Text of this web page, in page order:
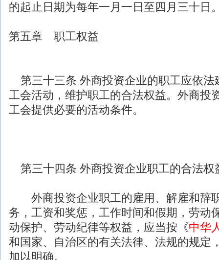
的起止日期为每年一月一日至四月三十日
第五章 职工权益
第三十三条 外商投资企业的职工应依法
工会活动，维护职工的合法权益。 外商投
工会提供必要的活动条件。
第三十四条 外商投资企业职工的合法权
外商投资企业职工的雇用、解雇和辞
务，工资和奖惩，工作时间和假期，劳动
动保护、劳动纪律等权益，应当按《中华
和国家、自治区的有关法律、 法规的规定
加以明确。